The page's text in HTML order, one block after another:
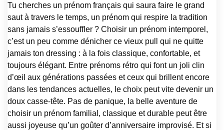
Tu cherches un prénom français qui saura faire le grand
saut à travers le temps, un prénom qui respire la tradition
sans jamais s’essouffler ? Choisir un prénom intemporel,
c’est un peu comme dénicher ce vieux pull qui ne quitte
jamais ton dressing : à la fois classique, confortable, et
toujours élégant. Entre prénoms rétro qui font un joli clin
d’œil aux générations passées et ceux qui brillent encore
dans les tendances actuelles, le choix peut vite devenir un
doux casse-tête. Pas de panique, la belle aventure de
choisir un prénom familial, classique et durable peut être
aussi joyeuse qu’un goûter d’anniversaire improvisé. Et si